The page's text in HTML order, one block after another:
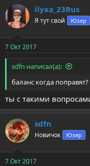
ilyxa_23Rus
Я тут свой Юзер
7 Окт 2017
sdfn написал(а):
баланс когда
ты с такими
sdfn
Новичок Юзер
7 Окт 2017